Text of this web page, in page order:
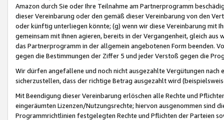
Amazon durch Sie oder Ihre Teilnahme am Partnerprogramm
dieser Vereinbarung oder den gemäß dieser Vereinbarung von den
oder künftig unterliegen könnte; (g) wenn wir diese Vereinbarung mit
gemeinsam mit Ihnen agieren, bereits in der Vergangenheit, gleich
das Partnerprogramm in der allgemein angebotenen Form beenden.
gegen die Bestimmungen der Ziffer 5 und jeder Verstoß gegen die
Wir dürfen angefallene und noch nicht ausgezahlte Vergütungen
sicherzustellen, dass der richtige Betrag ausgezahlt wird
Mit Beendigung dieser Vereinbarung erlöschen alle Rechte und
eingeräumten Lizenzen/Nutzungsrechte; hiervon ausgenommen sind
Programmrichtlinien festgelegten Rechte und Pflichten der Parteien